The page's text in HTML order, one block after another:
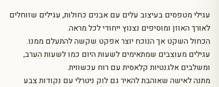
עגילי מטפסים בעיצוב עלים עם אבנים כחולות, עגילים שזוחלים
לאורך האוזן ומוסיפים נצנוץ ייחודי לכל מראה.
הכחול השקט אך הנוכח יוצר אפקט שקשה להתעלם ממנו.
עגילים מעוצבים שמתאימים לשעות היום כמו לשעות הערב,
ומשלבים אלגנטיות קלאסית עם רוח עכשווית.
מתנה לאישה שאוהבת להאיר גם לוק ניטרלי עם נקודות צבע
,
שני
קלעי